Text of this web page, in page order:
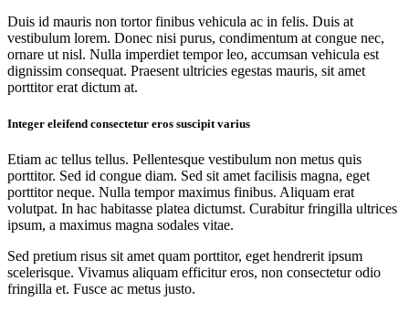
Duis id mauris non tortor finibus vehicula ac in felis. Duis at
vestibulum lorem. Donec nisi purus, condimentum at congue nec,
ornare ut nisl. Nulla imperdiet tempor leo, accumsan vehicula est
dignissim consequat. Praesent ultricies egestas mauris, sit amet
porttitor erat dictum at.
Integer eleifend consectetur eros suscipit varius
Etiam ac tellus tellus. Pellentesque vestibulum non metus quis
porttitor. Sed id congue diam. Sed sit amet facilisis magna, eget
porttitor neque. Nulla tempor maximus finibus. Aliquam erat
volutpat. In hac habitasse platea dictumst. Curabitur fringilla ultrices
ipsum, a maximus magna sodales vitae.
Sed pretium risus sit amet quam porttitor, eget hendrerit ipsum
scelerisque. Vivamus aliquam efficitur eros, non consectetur odio
fringilla et. Fusce ac metus justo.